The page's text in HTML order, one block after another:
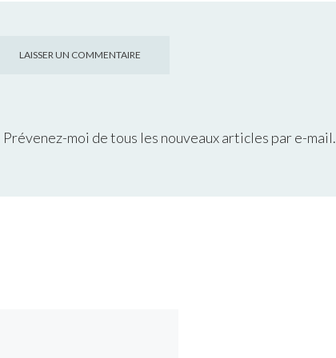
Prévenez-moi de tous les nouveaux articles par e-mail.